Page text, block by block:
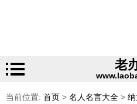
老
当前位置: 首页 > 名人名言大全 >